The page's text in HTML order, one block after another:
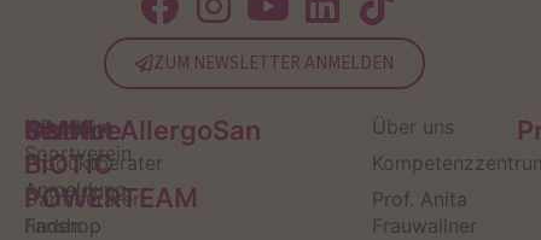
ZUM NEWSLETTER ANMELDEN
Service
Kontakt
Produktberater
Darmberater
finden
OMNi-
BiOTiC
POWERTEAM
Infos zum
Sportverein
Anmeldung
Fanshop
Institut AllergoSan
Über uns
Prof. Anita
Frauwallner